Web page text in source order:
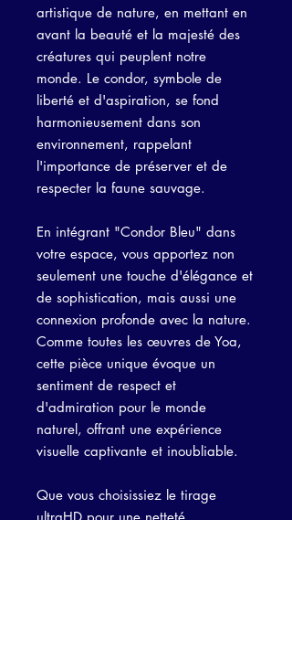
artistique de nature, en mettant en
avant la beauté et la majesté des
créatures qui peuplent notre
monde. Le condor, symbole de
liberté et d'aspiration, se fond
harmonieusement dans son
environnement, rappelant
l'importance de préserver et de
respecter la faune sauvage.
En intégrant "Condor Bleu" dans
votre espace, vous apportez non
seulement une touche d'élégance et
de sophistication, mais aussi une
connexion profonde avec la nature.
Comme toutes les œuvres de Yoa,
cette pièce unique évoque un
sentiment de respect et
d'admiration pour le monde
naturel, offrant une expérience
visuelle captivante et inoubliable.
Que vous choisissiez le tirage
ultraHD pour une netteté